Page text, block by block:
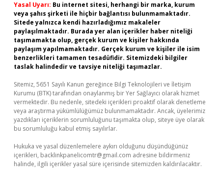
Yasal Uyarı: Bu internet sitesi, herhangi bir marka, kurum
veya şahıs şirketi ile hiçbir bağlantısı bulunmamaktadır.
Sitede yalnızca kendi hazırladığımız makaleler
paylaşılmaktadır. Burada yer alan içerikler haber niteliği
taşımamakta olup, gerçek kurum ve kişiler hakkında
paylaşım yapılmamaktadır. Gerçek kurum ve kişiler ile isim
benzerlikleri tamamen tesadüfidir. Sitemizdeki bilgiler
taslak halindedir ve tavsiye niteliği taşımazlar.
Sitemiz, 5651 Sayılı Kanun gereğince Bilgi Teknolojileri ve İletişim
Kurumu (BTK) tarafından onaylanmış bir Yer Sağlayıcı olarak hizmet
vermektedir. Bu nedenle, sitedeki içerikleri proaktif olarak denetleme
veya araştırma yükümlülüğümüz bulunmamaktadır. Ancak, üyelerimiz
yazdıkları içeriklerin sorumluluğunu taşımakta olup, siteye üye olarak
bu sorumluluğu kabul etmiş sayılırlar.
Hukuka ve yasal düzenlemelere aykırı olduğunu düşündüğünüz
içerikleri, backlinkpanelicomtr@gmail.com adresine bildirmeniz
halinde, ilgili içerikler yasal süre içerisinde sitemizden kaldırılacaktır.